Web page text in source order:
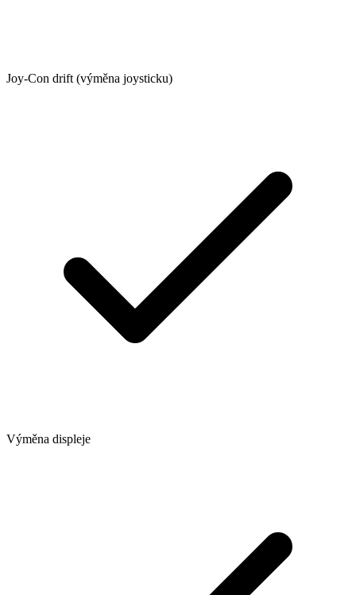
Joy-Con drift (výměna joysticku)
Výměna displeje